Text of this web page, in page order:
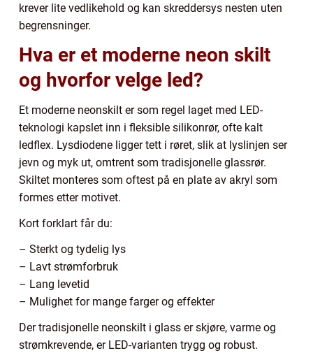
krever lite vedlikehold og kan skreddersys nesten uten
begrensninger.
Hva er et moderne neon skilt
og hvorfor velge led?
Et moderne neonskilt er som regel laget med LED-
teknologi kapslet inn i fleksible silikonrør, ofte kalt
ledflex. Lysdiodene ligger tett i røret, slik at lyslinjen ser
jevn og myk ut, omtrent som tradisjonelle glassrør.
Skiltet monteres som oftest på en plate av akryl som
formes etter motivet.
Kort forklart får du:
– Sterkt og tydelig lys
– Lavt strømforbruk
– Lang levetid
– Mulighet for mange farger og effekter
Der tradisjonelle neonskilt i glass er skjøre, varme og
strømkrevende, er LED-varianten trygg og robust.